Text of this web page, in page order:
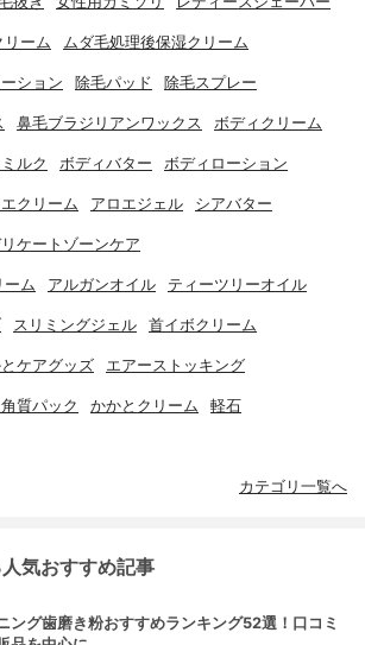
リーム ムダ毛処理後保湿クリーム
ション 除毛パッド 除毛スプレー
鼻毛ブラジリアンワックス ボディクリーム
ルク ボディバター ボディローション
クリーム アロエジェル シアバター
ケートゾーンケア
ーム アルガンオイル ティーツリーオイル
スリミングジェル 首イボクリーム
ケアグッズ エアーストッキング
質パック かかとクリーム 軽石
カテゴリ一覧へ
気おすすめ記事
ング歯磨き粉おすすめランキング52選！口コミ